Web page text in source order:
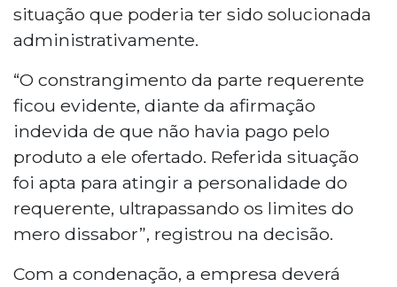
situação que poderia ter sido solucionada
administrativamente.
“O constrangimento da parte requerente
ficou evidente, diante da afirmação
indevida de que não havia pago pelo
produto a ele ofertado. Referida situação
foi apta para atingir a personalidade do
requerente, ultrapassando os limites do
mero dissabor”, registrou na decisão.
Com a condenação, a empresa deverá